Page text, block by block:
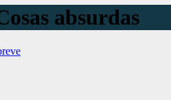
absurdas